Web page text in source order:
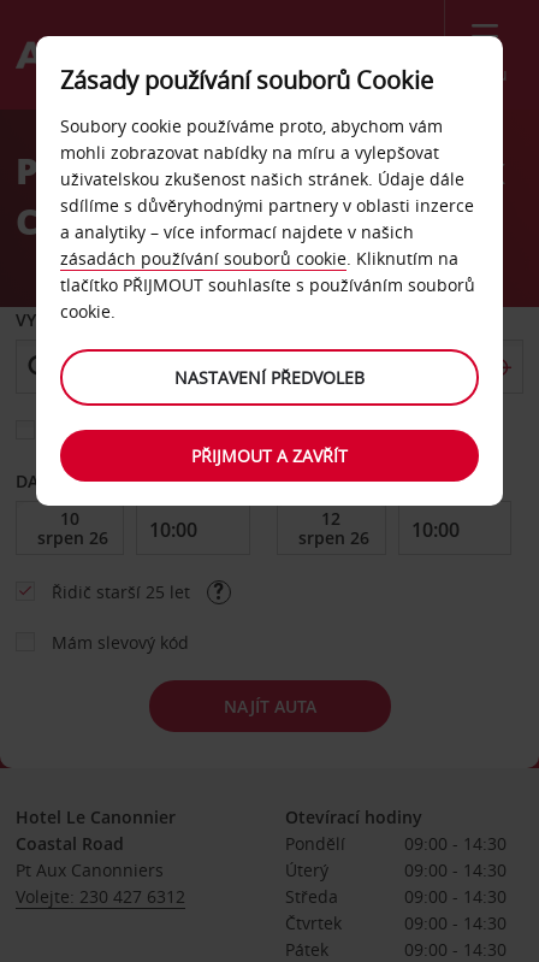
Menu
Welcome
AvisPronájem auta Pointe Aux
Canonniers, Grand Bay
VYZVEDNOUT Z
Vyberte si jiné místo vrácení
DATUM OD DATUM DO
Řidič starší 25 let
Mám slevový kód
NAJÍT AUTA
Hotel Le Canonnier
Coastal Road
Pt Aux Canonniers
Volejte: 230 427 6312
Otevírací hodiny
Pondělí
09:00 - 14:30
Úterý
09:00 - 14:30
Středa
09:00 - 14:30
Čtvrtek
09:00 - 14:30
Pátek
09:00 - 14:30
Zásady používání souborů Cookie
Soubory cookie používáme proto, abychom vám
mohli zobrazovat nabídky na míru a vylepšovat
uživatelskou zkušenost našich stránek. Údaje dále
sdílíme s důvěryhodnými partnery v oblasti inzerce
a analytiky – více informací najdete v našich
zásadách používání souborů cookie. Kliknutím na
tlačítko PŘIJMOUT souhlasíte s používáním souborů
cookie.
NASTAVENÍ PŘEDVOLEB
PŘIJMOUT A ZAVŘÍT